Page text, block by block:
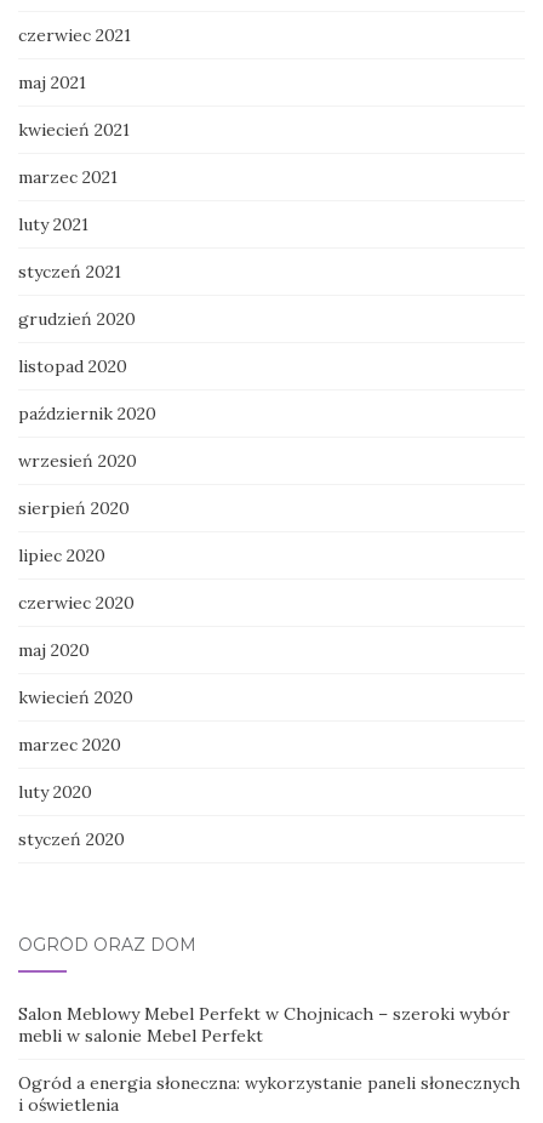
czerwiec 2021
maj 2021
kwiecień 2021
marzec 2021
luty 2021
styczeń 2021
grudzień 2020
listopad 2020
październik 2020
wrzesień 2020
sierpień 2020
lipiec 2020
czerwiec 2020
maj 2020
kwiecień 2020
marzec 2020
luty 2020
styczeń 2020
OGRÓD ORAZ DOM
Salon Meblowy Mebel Perfekt w Chojnicach – szeroki wybór
mebli w salonie Mebel Perfekt
Ogród a energia słoneczna: wykorzystanie paneli słonecznych
i oświetlenia